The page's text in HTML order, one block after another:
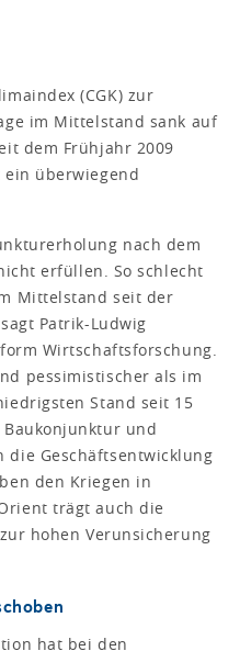
(CGK) zur
im Mittelstand sank auf
dem Frühjahr 2009
überwiegend
nach dem
erfüllen. So schlecht
Mittelstand seit der
Patrik-Ludwig
Wirtschaftsforschung.
pessimistischer als im
Stand seit 15
Baukonjunktur und
Geschäftsentwicklung
den Kriegen in
trägt auch die
hohen Verunsicherung
hat bei den